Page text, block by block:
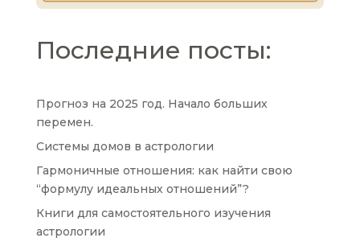
Последние посты:
Прогноз на 2025 год. Начало больших
перемен.
Системы домов в астрологии
Гармоничные отношения: как найти свою
“формулу идеальных отношений”?
Книги для самостоятельного изучения
астрологии